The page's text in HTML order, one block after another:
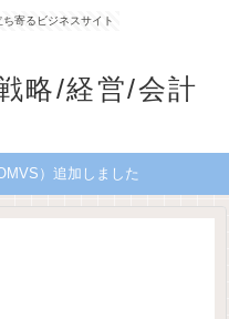
寄るビジネスサイト
略/経営/会計
）追加しました